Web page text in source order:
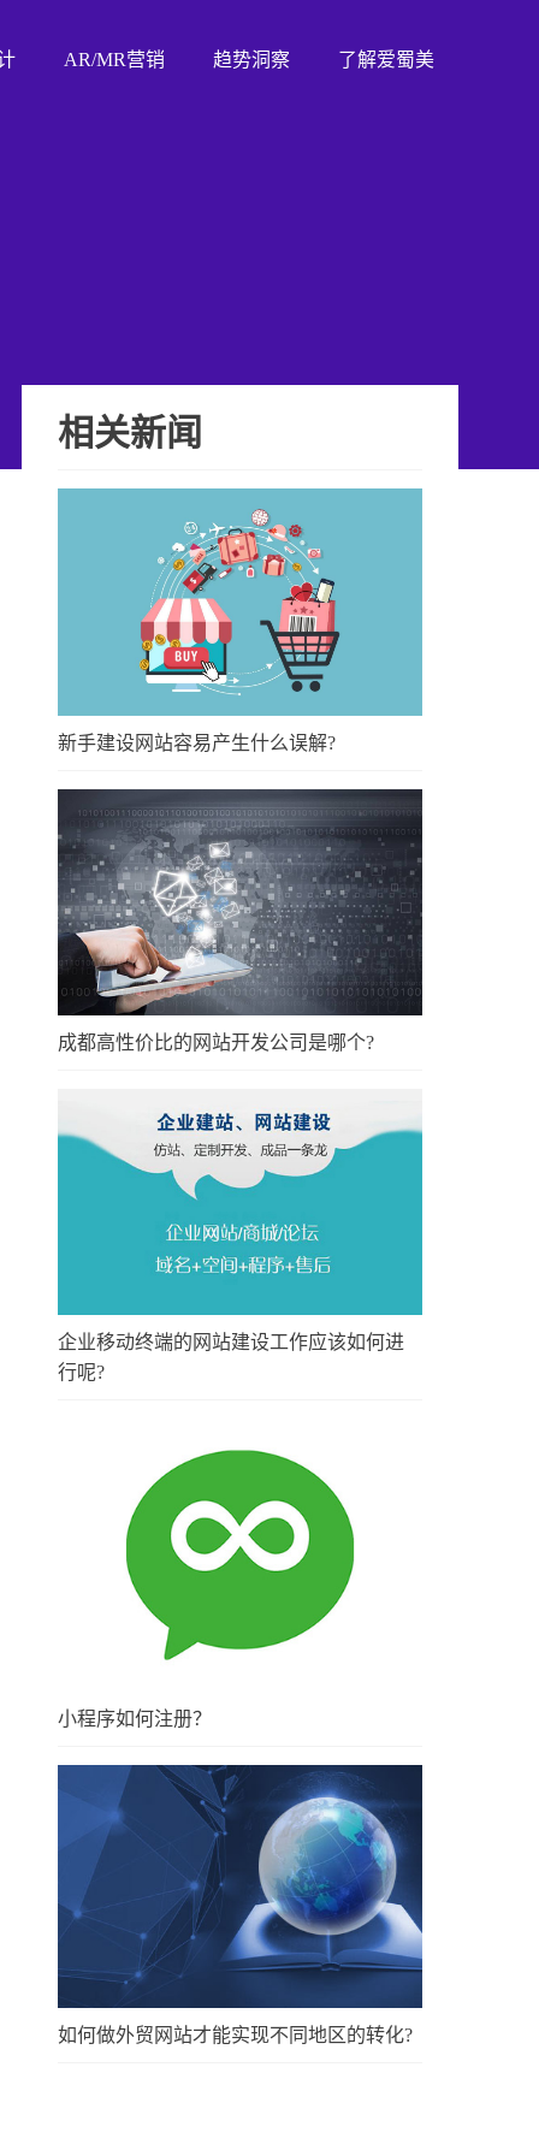
AR/MR营销 趋势洞察 了解爱蜀美
相关新闻
新手建设网站容易产生什么误解?
成都高性价比的网站开发公司是哪个?
企业移动终端的网站建设工作应该如何进
行呢?
小程序如何注册？
如何做外贸网站才能实现不同地区的转化?